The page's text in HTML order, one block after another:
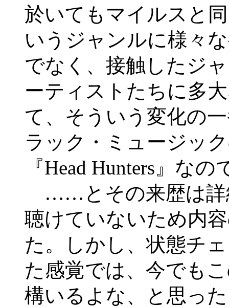
於いてもマイルスと
いうジャンルに様々
でなく、接触したジ
ーティストたちに多
て、そういう変化の
ラック・ミュージッ
『Head Hunters』なの
……とその来歴は詳
聴けていないため内
た。しかし、状態チ
た感覚では、今でも
構いるよな、と思っ